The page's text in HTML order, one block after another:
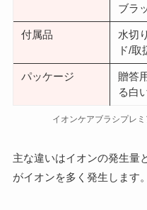
ブラ
付属品
水切
ド/取
パッケージ
贈答
る白
イオンケアブラシプレ
主な違いはイオンの発生量
がイオンを多く発生します。